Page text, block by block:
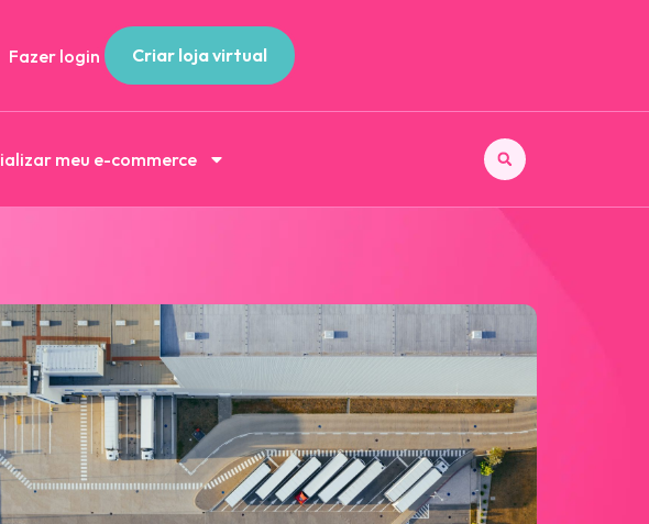
Fazer login Criar loja virtual
meu e-commerce